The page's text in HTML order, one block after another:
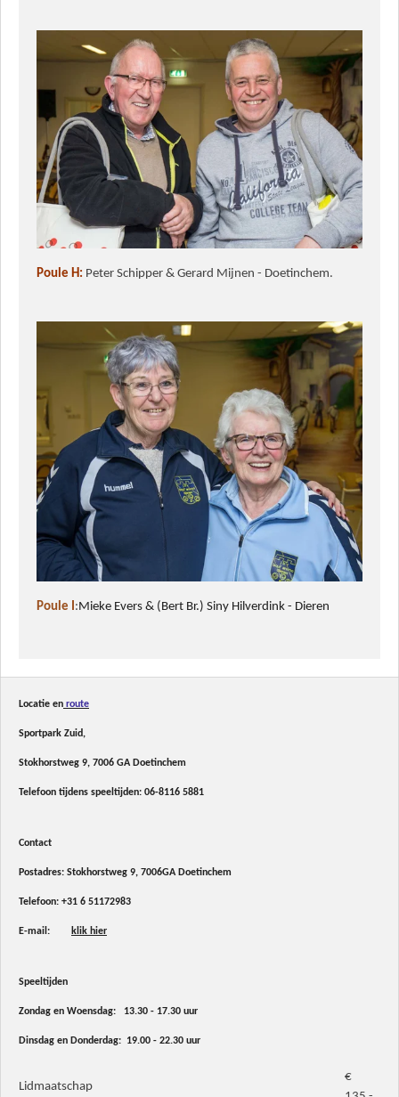
Poule H: Peter Schipper & Gerard Mijnen - Doetinchem.
Poule I:Mieke Evers & (Bert Br.) Siny Hilverdink - Dieren
Locatie en route
Sportpark Zuid,
Stokhorstweg 9, 7006 GA Doetinchem
Telefoon tijdens speeltijden: 06-8116 5881
Contact
Postadres: Stokhorstweg 9, 7006GA Doetinchem
Telefoon: +31 6 51172983
E-mail: klik hier
Speeltijden
Zondag en Woensdag: 13.30 - 17.30 uur
Dinsdag en Donderdag: 19.00 - 22.30 uur
Lidmaatschap
€